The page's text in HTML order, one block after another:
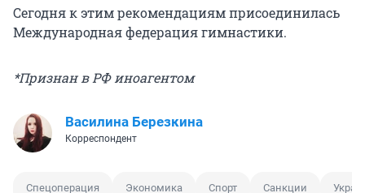
Сегодня к этим рекомендациям присоединилась
Международная федерация гимнастики.
*Признан в РФ иноагентом
Василина Березкина
Корреспондент
Спецоперация Экономика Спорт Санкции